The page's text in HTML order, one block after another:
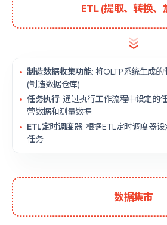
ETL (提取、转换、
制造数据收集功能: 将OLTP系统生成
(制造数据仓库)
任务执行: 通过执行工作流程中设定的
营数据和测量数据
ETL定时调度器: 根据ETL定时调度器
任务
数据集市